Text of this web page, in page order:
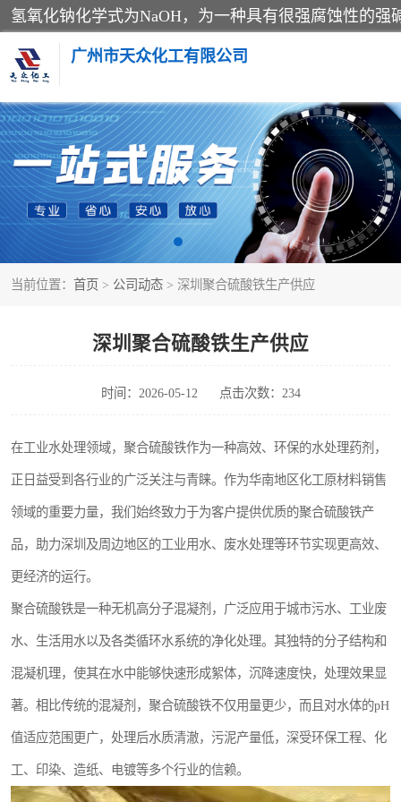
广州市天众化工有限公司
当前位置： 首页 > 公司动态 > 深圳聚合硫酸铁生产供应
深圳聚合硫酸铁生产供应
时间：2026-05-12 点击次数：234
在工业水处理领域，聚合硫酸铁作为一种高效、环保的水处理药剂，
正日益受到各行业的广泛关注与青睐。作为华南地区化工原材料销售
领域的重要力量，我们始终致力于为客户提供优质的聚合硫酸铁产
品，助力深圳及周边地区的工业用水、废水处理等环节实现更高效、
更经济的运行。
聚合硫酸铁是一种无机高分子混凝剂，广泛应用于城市污水、工业废
水、生活用水以及各类循环水系统的净化处理。其独特的分子结构和
混凝机理，使其在水中能够快速形成絮体，沉降速度快，处理效果显
著。相比传统的混凝剂，聚合硫酸铁不仅用量更少，而且对水体的pH
值适应范围更广，处理后水质清澈，污泥产量低，深受环保工程、化
工、印染、造纸、电镀等多个行业的信赖。
亚硝酸钠
纯碱
草酸
聚合氯化铝
焦亚硫酸钠
氯酸钠
磷酸氢二钾
过硫酸钠
尿素
大苏打